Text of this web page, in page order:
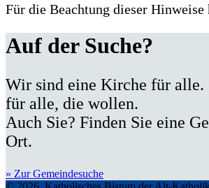
Für die Beachtung dieser
Auf der Suche?
Wir sind eine Kirche für alle.
für alle, die wollen.
Auch Sie? Finden Sie eine
Ort.
» Zur Gemeindesuche